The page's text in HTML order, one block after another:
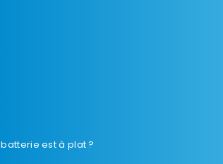
est à plat ?